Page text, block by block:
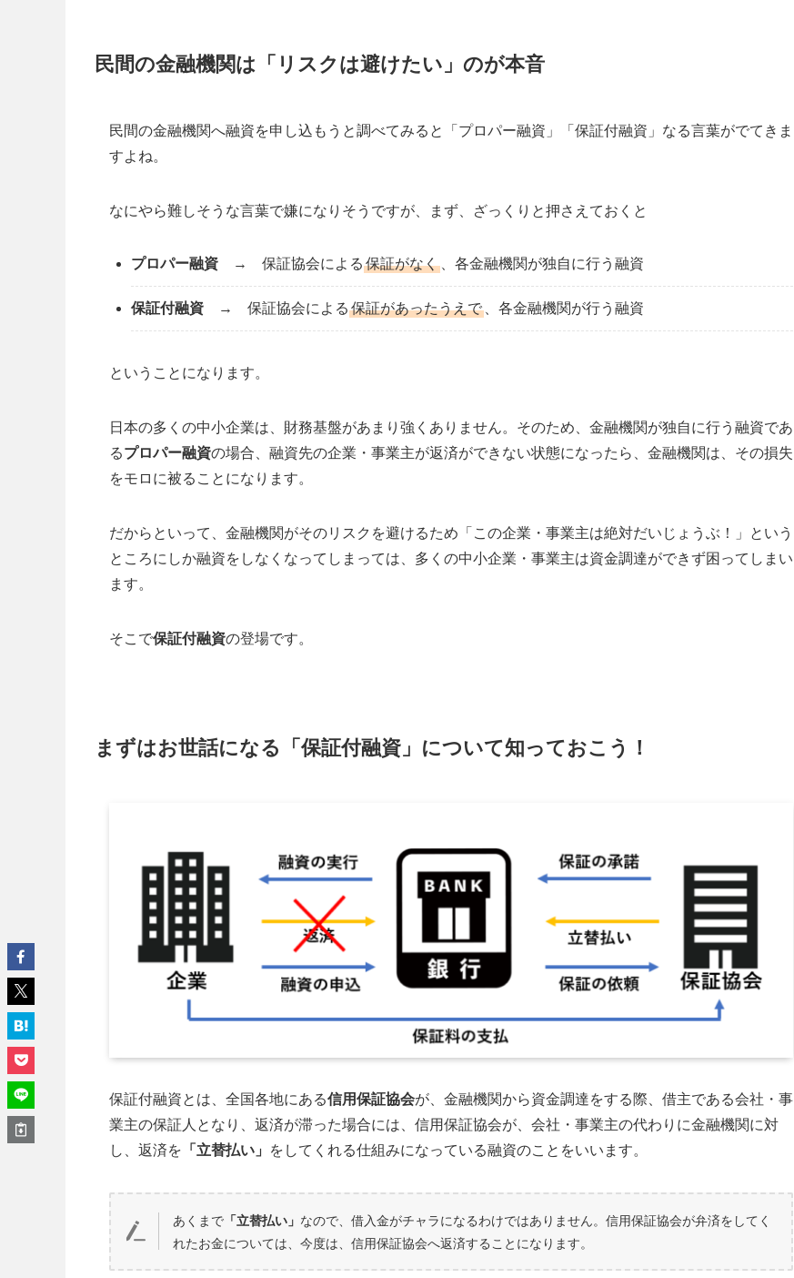
民間の金融機関は「リスクは避けたい」のが本音
民間の金融機関へ融資を申し込もうと調べてみると「プロパー融資」「保証付融資」なる言葉がでてきま
すよね。
なにやら難しそうな言葉で嫌になりそうですが、まず、ざっくりと押さえておくと
プロパー融資 → 保証協会による 保証がなく 、各金融機関が独自に行う融資
保証付融資 → 保証協会による 保証があったうえで 、各金融機関が行う融資
ということになります。
日本の多くの中小企業は、財務基盤があまり強くありません。そのため、金融機関が独自に行う融資であ
るプロパー融資の場合、融資先の企業・事業主が返済ができない状態になったら、金融機関は、その損失
をモロに被ることになります。
だからといって、金融機関がそのリスクを避けるため「この企業・事業主は絶対だいじょうぶ！」という
ところにしか融資をしなくなってしまっては、多くの中小企業・事業主は資金調達ができず困ってしまい
ます。
そこで保証付融資の登場です。
まずはお世話になる「保証付融資」について知っておこう！
保証付融資とは、全国各地にある信用保証協会が、金融機関から資金調達をする際、借主である会社・事
業主の保証人となり、返済が滞った場合には、信用保証協会が、会社・事業主の代わりに金融機関に対
し、返済を 「立替払い」 をしてくれる仕組みになっている融資のことをいいます。
あくまで 「立替払い」 なので、借入金がチャラになるわけではありません。信用保証協会が弁済をしてく
れたお金については、今度は、信用保証協会へ返済することになります。